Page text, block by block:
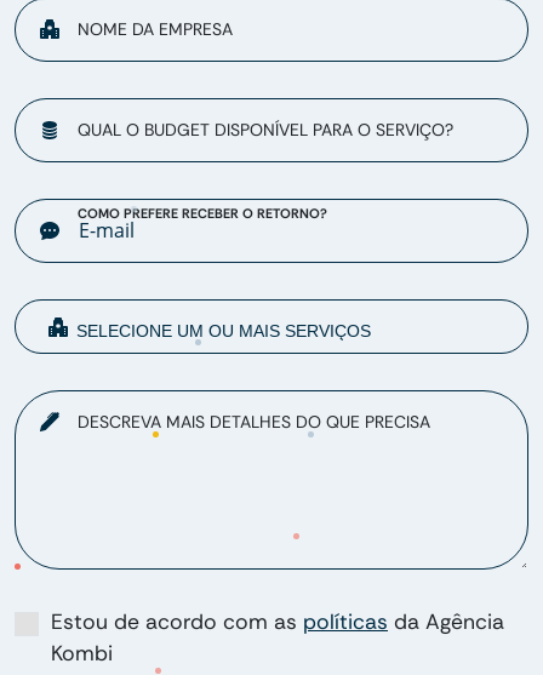
NOME DA EMPRESA
QUAL O BUDGET DISPONÍVEL PARA O SERVIÇO?
COMO PREFERE RECEBER O RETORNO?
DESCREVA MAIS DETALHES DO QUE PRECISA
Estou de acordo com as políticas da Agência
Kombi